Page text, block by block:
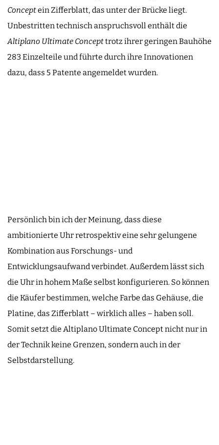
Conceptein Zifferblatt, das unter der Brücke liegt.
Unbestritten technisch anspruchsvoll enthält die
Altiplano Ultimate Concepttrotz ihrer geringen Bauhöhe
283 Einzelteile und führte durch ihre Innovationen
dazu, dass 5 Patente angemeldet wurden.
Persönlich bin ich der Meinung, dass diese
ambitionierte Uhr retrospektiv eine sehr gelungene
Kombination aus Forschungs- und
Entwicklungsaufwand verbindet. Außerdem lässt sich
die Uhr in hohem Maße selbst konfigurieren. So können
die Käufer bestimmen, welche Farbe das Gehäuse, die
Platine, das Zifferblatt – wirklich alles – haben soll.
Somit setzt die Altiplano Ultimate Concept nicht nur in
der Technik keine Grenzen, sondern auch in der
Selbstdarstellung.